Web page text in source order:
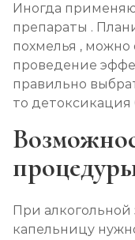
Иногда
препараты .
похмелья , можно
проведение
правильно
то
При
капельницу